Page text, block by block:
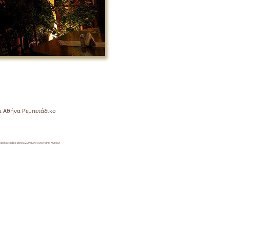
Ρεμπετάδικο
Rempetadika athina ΖΩΝΤΑΝΗ ΜΟΥΣΙΚΗ ΑΘΗΝΑ